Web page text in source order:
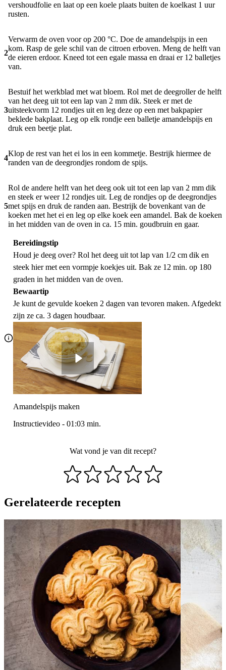
vershoudfolie en laat op een koele plaats buiten de koelkast 1 uur
rusten.
2
Verwarm de oven voor op 200 °C. Doe de amandelspijs in een
kom. Rasp de gele schil van de citroen erboven. Meng de helft van
de eieren erdoor. Kneed tot een egale massa en draai er 12 balletjes
van.
3
Bestuif het werkblad met wat bloem. Rol met de deegroller de helft
van het deeg uit tot een lap van 2 mm dik. Steek er met de
uitsteekvorm 12 rondjes uit en leg deze op een met bakpapier
beklede bakplaat. Leg op elk rondje een balletje amandelspijs en
druk een beetje plat.
4
Klop de rest van het ei los in een kommetje. Bestrijk hiermee de
randen van de deegrondjes rondom de spijs.
5
Rol de andere helft van het deeg ook uit tot een lap van 2 mm dik
en steek er weer 12 rondjes uit. Leg de rondjes op de deegrondjes
met spijs en druk de randen aan. Bestrijk de bovenkant van de
koeken met het ei en leg op elke koek een amandel. Bak de koeken
in het midden van de oven in ca. 15 min. goudbruin en gaar.
Bereidingstip
Houd je deeg over? Rol het deeg uit tot lap van 1/2 cm dik en
steek hier met een vormpje koekjes uit. Bak ze 12 min. op 180
graden in het midden van de oven.
Bewaartip
Je kunt de gevulde koeken 2 dagen van tevoren maken. Afgedekt
zijn ze ca. 3 dagen houdbaar.
Amandelspijs maken
Instructievideo - 01:03 min.
Wat vond je van dit recept?
Gerelateerde recepten